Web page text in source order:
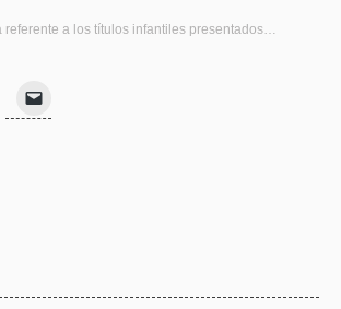
a los títulos infantiles presentados…